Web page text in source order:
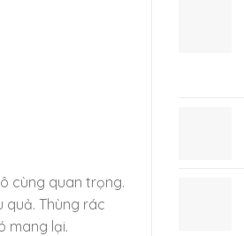
cùng quan trọng.
Thùng rác
mang lại.